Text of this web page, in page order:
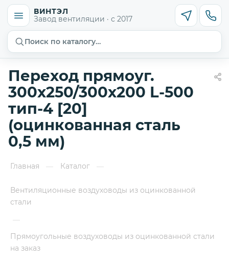
ВИНТЭЛ
Завод вентиляции · с 2017
Поиск по каталогу…
Переход прямоуг.
300х250/300х200 L-500
тип-4 [20]
(оцинкованная сталь
0,5 мм)
Главная — Каталог —
Вентиляционные воздуховоды из оцинкованной
стали
—
Прямоугольные воздуховоды из оцинкованной стали
на заказ